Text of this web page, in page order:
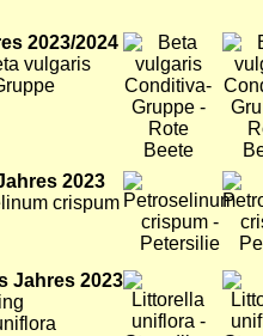
2023/2024
vulgaris
Bild Bild
2023
crispum
Bild Bild
Jahres 2023Bild Bild